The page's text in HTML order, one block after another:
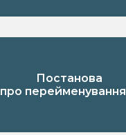
Постанова
про перейменування